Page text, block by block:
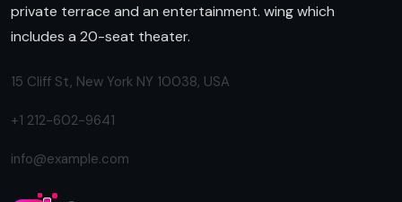
private terrace and an entertainment. wing which
includes a 20-seat theater.
15 Cliff St, New York NY 10038, USA
+1 212-602-9641
info@example.com